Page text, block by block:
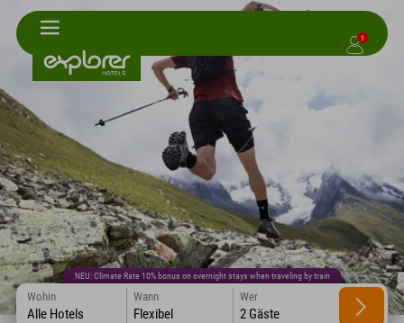
1
NEU: Climate Rate 10% bonus on overnight stays when traveling by train
Wohin
Alle Hotels
Wann
Flexibel
Wer
2 Gäste